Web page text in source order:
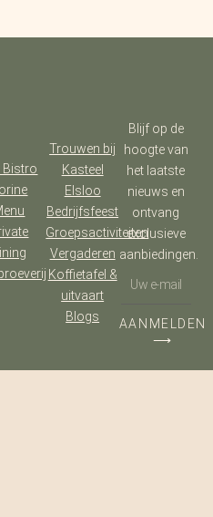
Bistro
Trouwen bij
Kasteel
Elsloo
Bedrijfsfeest
Groepsactiviteiten
Vergaderen
Koffietafel &
uitvaart
Blogs
Blijf op de
hoogte van
het laatste
nieuws en
ontvang
exclusieve
aanbiedingen.
AANMELDEN
⟶